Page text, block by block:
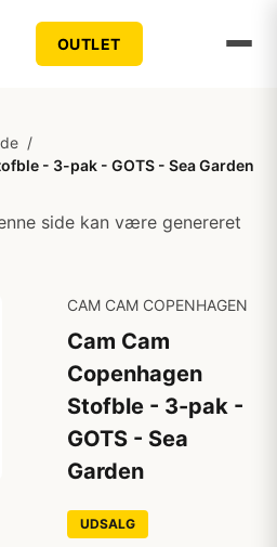
OUTLET
/
- 3-pak - GOTS - Sea Garden
side kan være genereret
CAM CAM COPENHAGEN
Cam Cam
Copenhagen
Stofble - 3-pak -
GOTS - Sea
Garden
UDSALG